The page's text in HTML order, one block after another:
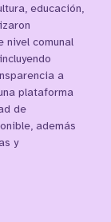
educación,
nivel comunal
a
plataforma
de
además
y